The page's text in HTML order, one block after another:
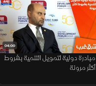
04:00
مبادرة دولية لتمويل التنمية بشروط
أكثر مرونة